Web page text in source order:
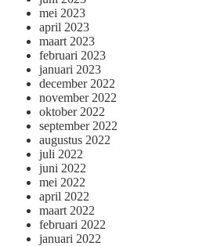
mei 2023
april 2023
maart 2023
februari 2023
januari 2023
december 2022
november 2022
oktober 2022
september 2022
augustus 2022
juli 2022
juni 2022
mei 2022
april 2022
maart 2022
februari 2022
januari 2022